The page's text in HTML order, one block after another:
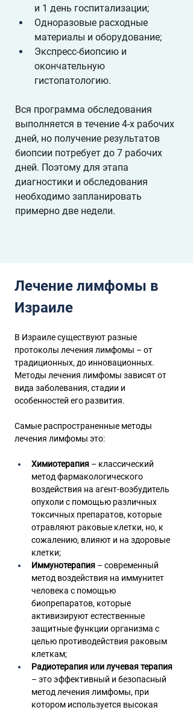
и 1 день госпитализации;
Одноразовые расходные
материалы и оборудование;
Экспресс-биопсию и
окончательную
гистопатологию.
Вся программа обследования
выполняется в течение 4-х рабочих
дней, но получение результатов
биопсии потребует до 7 рабочих
дней. Поэтому для этапа
диагностики и обследования
необходимо запланировать
примерно две недели.
Лечение лимфомы в
Израиле
В Израиле существуют разные
протоколы лечения лимфомы – от
традиционных, до инновационных.
Методы лечения лимфомы зависят от
вида заболевания, стадии и
особенностей его развития.
Самые распространенные методы
лечения лимфомы это:
Химиотерапия – классический
метод фармакологического
воздействия на агент-возбудитель
опухоли с помощью различных
токсичных препаратов, которые
отравляют раковые клетки, но, к
сожалению, влияют и на здоровые
клетки;
Иммунотерапия – современный
метод воздействия на иммунитет
человека с помощью
биопрепаратов, которые
активизируют естественные
защитные функции организма с
целью противодействия раковым
клеткам;
Радиотерапия или лучевая терапия
– это эффективный и безопасный
метод лечения лимфомы, при
котором используется высокая